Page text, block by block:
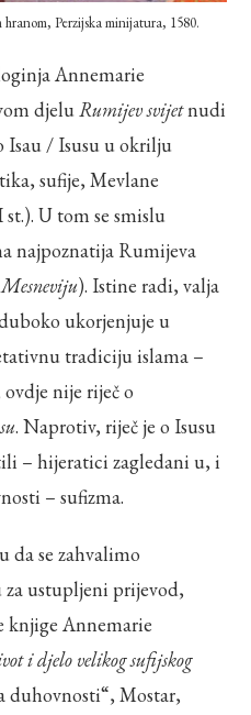
Perzijska minijatura, 1580.
djeluRumijev svijetnudi
Isau / Isusu u okrilju
sufije, Mevlane
U tom se smislu
najpoznatija Rumijeva
Mesneviju). Istine radi, valja
ukorjenjuje u
tradiciju islama –
nije riječ o
. Naprotiv, riječ je o Isusu
– hijeratici zagledani u, i
– sufizma.
se zahvalimo
ustupljeni prijevod,
knjige Annemarie
i djelo velikog sufijskog
duhovnosti“, Mostar,